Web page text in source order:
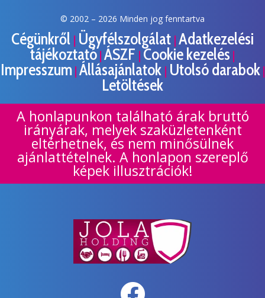
© 2002 – 2026 Minden jog fenntartva
Cégünkről | Ügyfélszolgálat | Adatkezelési
tájékoztató | ÁSZF | Cookie kezelés |
Impresszum| Állásajánlatok | Utolsó darabok|
Letöltések
A honlapunkon található árak bruttó
irányárak, melyek szaküzletenként
eltérhetnek, és nem minősülnek
ajánlattételnek. A honlapon szereplő
képek illusztrációk!